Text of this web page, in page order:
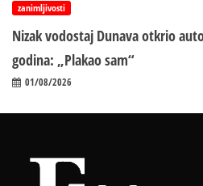
zanimljivosti
Nizak vodostaj Dunava otkrio
godina: „Plakao sam“
01/08/2026